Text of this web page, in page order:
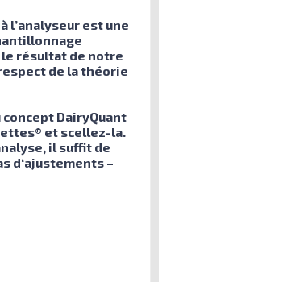
est une
résultat de notre
de la théorie
DairyQuant
et scellez-la.
il suffit de
d‘ajustements –